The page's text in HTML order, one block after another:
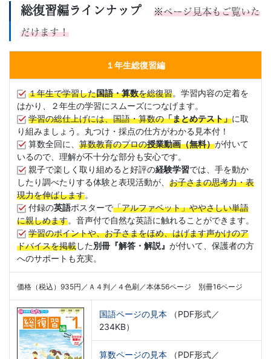
総復習編ラインナップ ※ページ見本もご覧いた
だけます！
１年生総復習編
１年生で学習した国語・算数を総復習。学習内容の定着を
はかり、２年生の学習にスムーズにつなげます。
学習の総仕上げには、国語・算数の「まとめテスト」に取
り組みましょう。丸つけ・採点の仕方がわかる見本付！
算数全回に、 算数教育のプロの授業動画（無料）が付いて
いるので、理解が不十分な部分も安心です。
親子で楽しく取り組めると好評の経験学習では、手を動か
したり調べたりする体験と表現活動が、 お子さまの思考力・表
現力を伸ばします。
付録の英語ポスターで「アルファベット」ややさしい単語
に親しめます。音声付で自然な英語に触れることができます。
学習のポイントや、お子さまをほめ、はげます声かけのア
ドバイスを掲載した別冊『解答・解説』 が付いて、保護者の方
へのサポートも充実。
価格（税込）935円／Ａ４判／４色刷／本体56ページ 別冊16ページ
国語ページの見本
（PDF形式／
234KB）
算数ページの見本 （PDF形式／